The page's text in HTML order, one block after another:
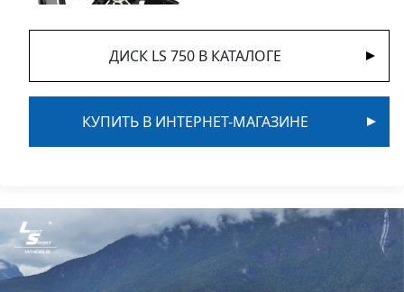
ДИСК LS 750 В КАТАЛОГЕ
КУПИТЬ В ИНТЕРНЕТ-МАГАЗИНЕ